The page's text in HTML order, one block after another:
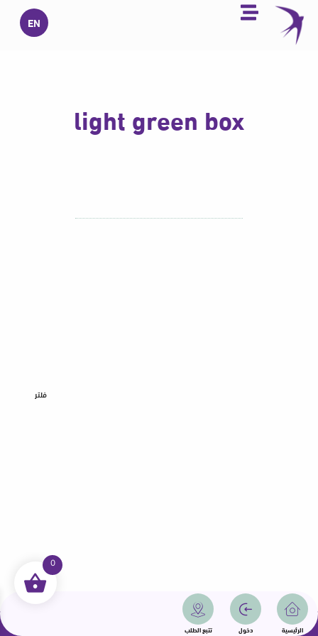
تخطي
المحتوى
EN
الرئيسية دخول تتبع الطلب
light green box
فلتر
جميع الحقوق محفوظة | سمامة 2025 | دولة قطر
0